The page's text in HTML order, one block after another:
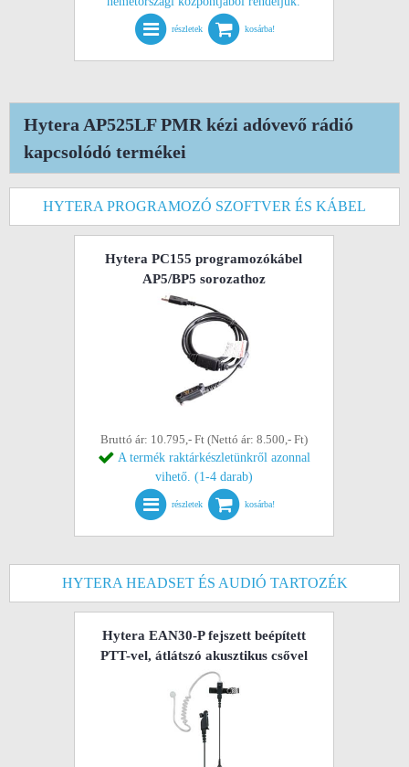
részletek kosárba!
Hytera AP525LF PMR kézi adóvevő rádió
kapcsolódó termékei
HYTERA PROGRAMOZÓ SZOFTVER ÉS KÁBEL
Hytera PC155 programozókábel
AP5/BP5 sorozathoz
Bruttó ár: 10.795,- Ft (Nettó ár: 8.500,- Ft)
A termék raktárkészletünkről azonnal
vihető. (1-4 darab)
részletek kosárba!
HYTERA HEADSET ÉS AUDIÓ TARTOZÉK
Hytera EAN30-P fejszett beépített
PTT-vel, átlátszó akusztikus csővel